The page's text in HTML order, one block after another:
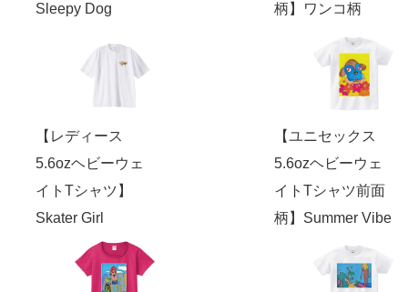
Sleepy Dog
柄】ワンコ柄
【レディース
5.6ozヘビーウェ
イトTシャツ】
Skater Girl
【ユニセックス
5.6ozヘビーウェ
イトTシャツ前面
柄】Summer Vibe